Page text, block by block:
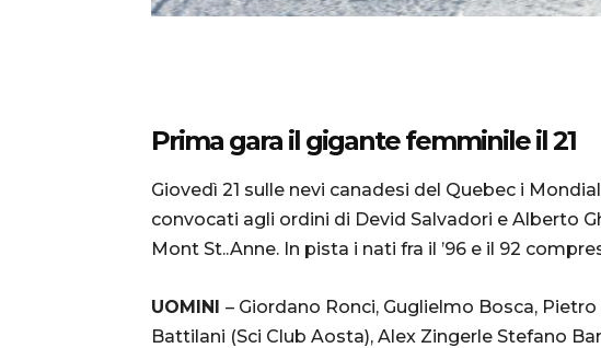
Prima gara il gigante femminile il 21
Giovedì 21 sulle nevi canadesi del Quebec i
convocati agli ordini di Devid Salvadori e Alberto
Mont St..Anne. In pista i nati fra il ’96 e il 92
UOMINI – Giordano Ronci, Guglielmo Bosca,
Battilani (Sci Club Aosta), Alex Zingerle Stefano